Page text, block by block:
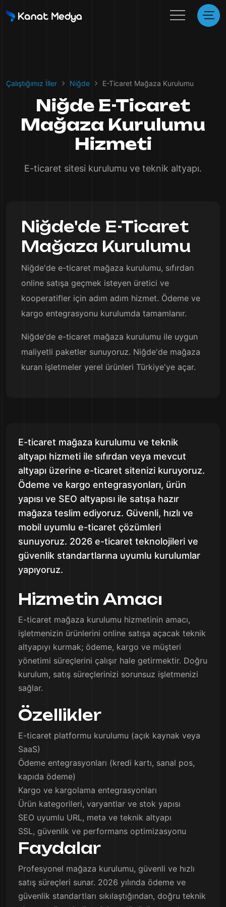
Çalıştığımız İller Niğde E-Ticaret Mağaza Kurulumu
Niğde E-Ticaret
Mağaza Kurulumu
Hizmeti
E-ticaret sitesi kurulumu ve teknik altyapı.
Niğde'de E-Ticaret
Mağaza Kurulumu
Niğde'de e-ticaret mağaza kurulumu, sıfırdan
online satışa geçmek isteyen üretici ve
kooperatifler için adım adım hizmet. Ödeme ve
kargo entegrasyonu kurulumda tamamlanır.
Niğde'de e-ticaret mağaza kurulumu ile uygun
maliyetli paketler sunuyoruz. Niğde'de mağaza
kuran işletmeler yerel ürünleri Türkiye'ye açar.
E-ticaret mağaza kurulumu ve teknik
altyapı hizmeti ile sıfırdan veya mevcut
altyapı üzerine e-ticaret sitenizi kuruyoruz.
Ödeme ve kargo entegrasyonları, ürün
yapısı ve SEO altyapısı ile satışa hazır
mağaza teslim ediyoruz. Güvenli, hızlı ve
mobil uyumlu e-ticaret çözümleri
sunuyoruz. 2026 e-ticaret teknolojileri ve
güvenlik standartlarına uyumlu kurulumlar
yapıyoruz.
Hizmetin Amacı
E-ticaret mağaza kurulumu hizmetinin amacı,
işletmenizin ürünlerini online satışa açacak teknik
altyapıyı kurmak; ödeme, kargo ve müşteri
yönetimi süreçlerini çalışır hale getirmektir. Doğru
kurulum, satış süreçlerinizi sorunsuz işletmenizi
sağlar.
Özellikler
E-ticaret platformu kurulumu (açık kaynak veya
SaaS)
Ödeme entegrasyonları (kredi kartı, sanal pos,
kapıda ödeme)
Kargo ve kargolama entegrasyonları
Ürün kategorileri, varyantlar ve stok yapısı
SEO uyumlu URL, meta ve teknik altyapı
SSL, güvenlik ve performans optimizasyonu
Faydalar
Profesyonel mağaza kurulumu, güvenli ve hızlı
satış süreçleri sunar. 2026 yılında ödeme ve
güvenlik standartları sıkılaştığından, doğru teknik